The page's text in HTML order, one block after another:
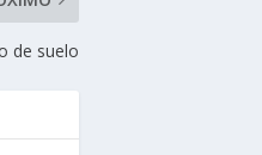
de suelo